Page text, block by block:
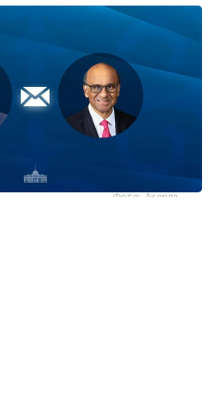
Фото: Ақорда